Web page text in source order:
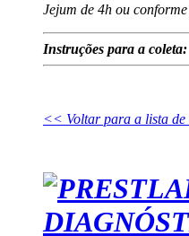
Jejum de 4h ou
Instruções para a coleta:
<< Voltar para a lista de